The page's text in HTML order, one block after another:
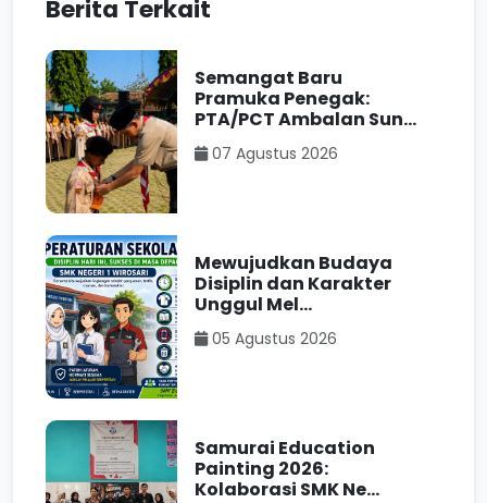
Berita Terkait
Semangat Baru
Pramuka Penegak:
PTA/PCT Ambalan Sun...
07 Agustus 2026
Mewujudkan Budaya
Disiplin dan Karakter
Unggul Mel...
05 Agustus 2026
Samurai Education
Painting 2026:
Kolaborasi SMK Ne...